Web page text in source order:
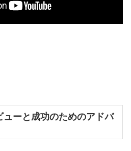
ューと成功のためのアドバ